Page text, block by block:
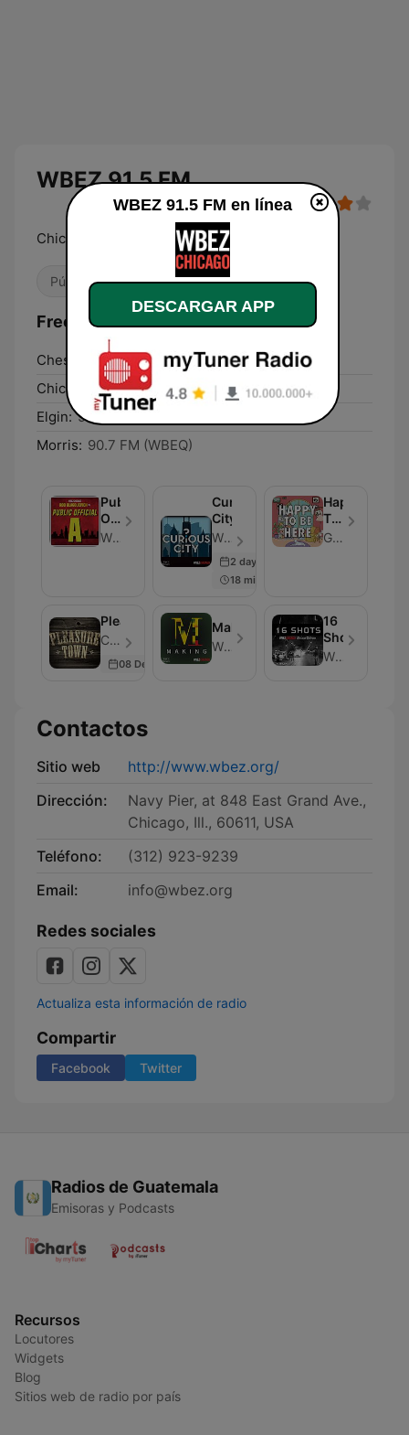
WBEZ 91.5 FM
Chicago's NPR News Station
Pública Noticias Cultura & Educación
Frecuencias WBEZ 91.5 FM:
Chesterton: 89.5 FM (WBEW)
Chicago:
91.5 FM
Elgin: 91.7 FM
Morris: 90.7 FM (WBEQ)
Public
Official
A WBEZ Chicago
Curious
City
WBEZ Chicago - Episodio 660
2 days ago
18 min
Happy
To
BeGreta Johnsen
PleasureTown
Chicago Public Media - Episodio 49
08 Dec 2016
Making
WBEZ Chicago
16
Shots
WBEZ & the Chicago Tribune
Contactos
Sitio web
http://www.wbez.org/
Dirección:
Navy Pier, at 848 East Grand Ave.,
Chicago, Ill., 60611, USA
Teléfono:
(312) 923-9239
Email:
info@wbez.org
Redes sociales
Actualiza esta información de radio
Compartir
Facebook Twitter
Radios de Guatemala
Emisoras y Podcasts
Recursos
Locutores
Widgets
Blog
Sitios web de radio por país
WBEZ 91.5 FM en línea
DESCARGAR APP